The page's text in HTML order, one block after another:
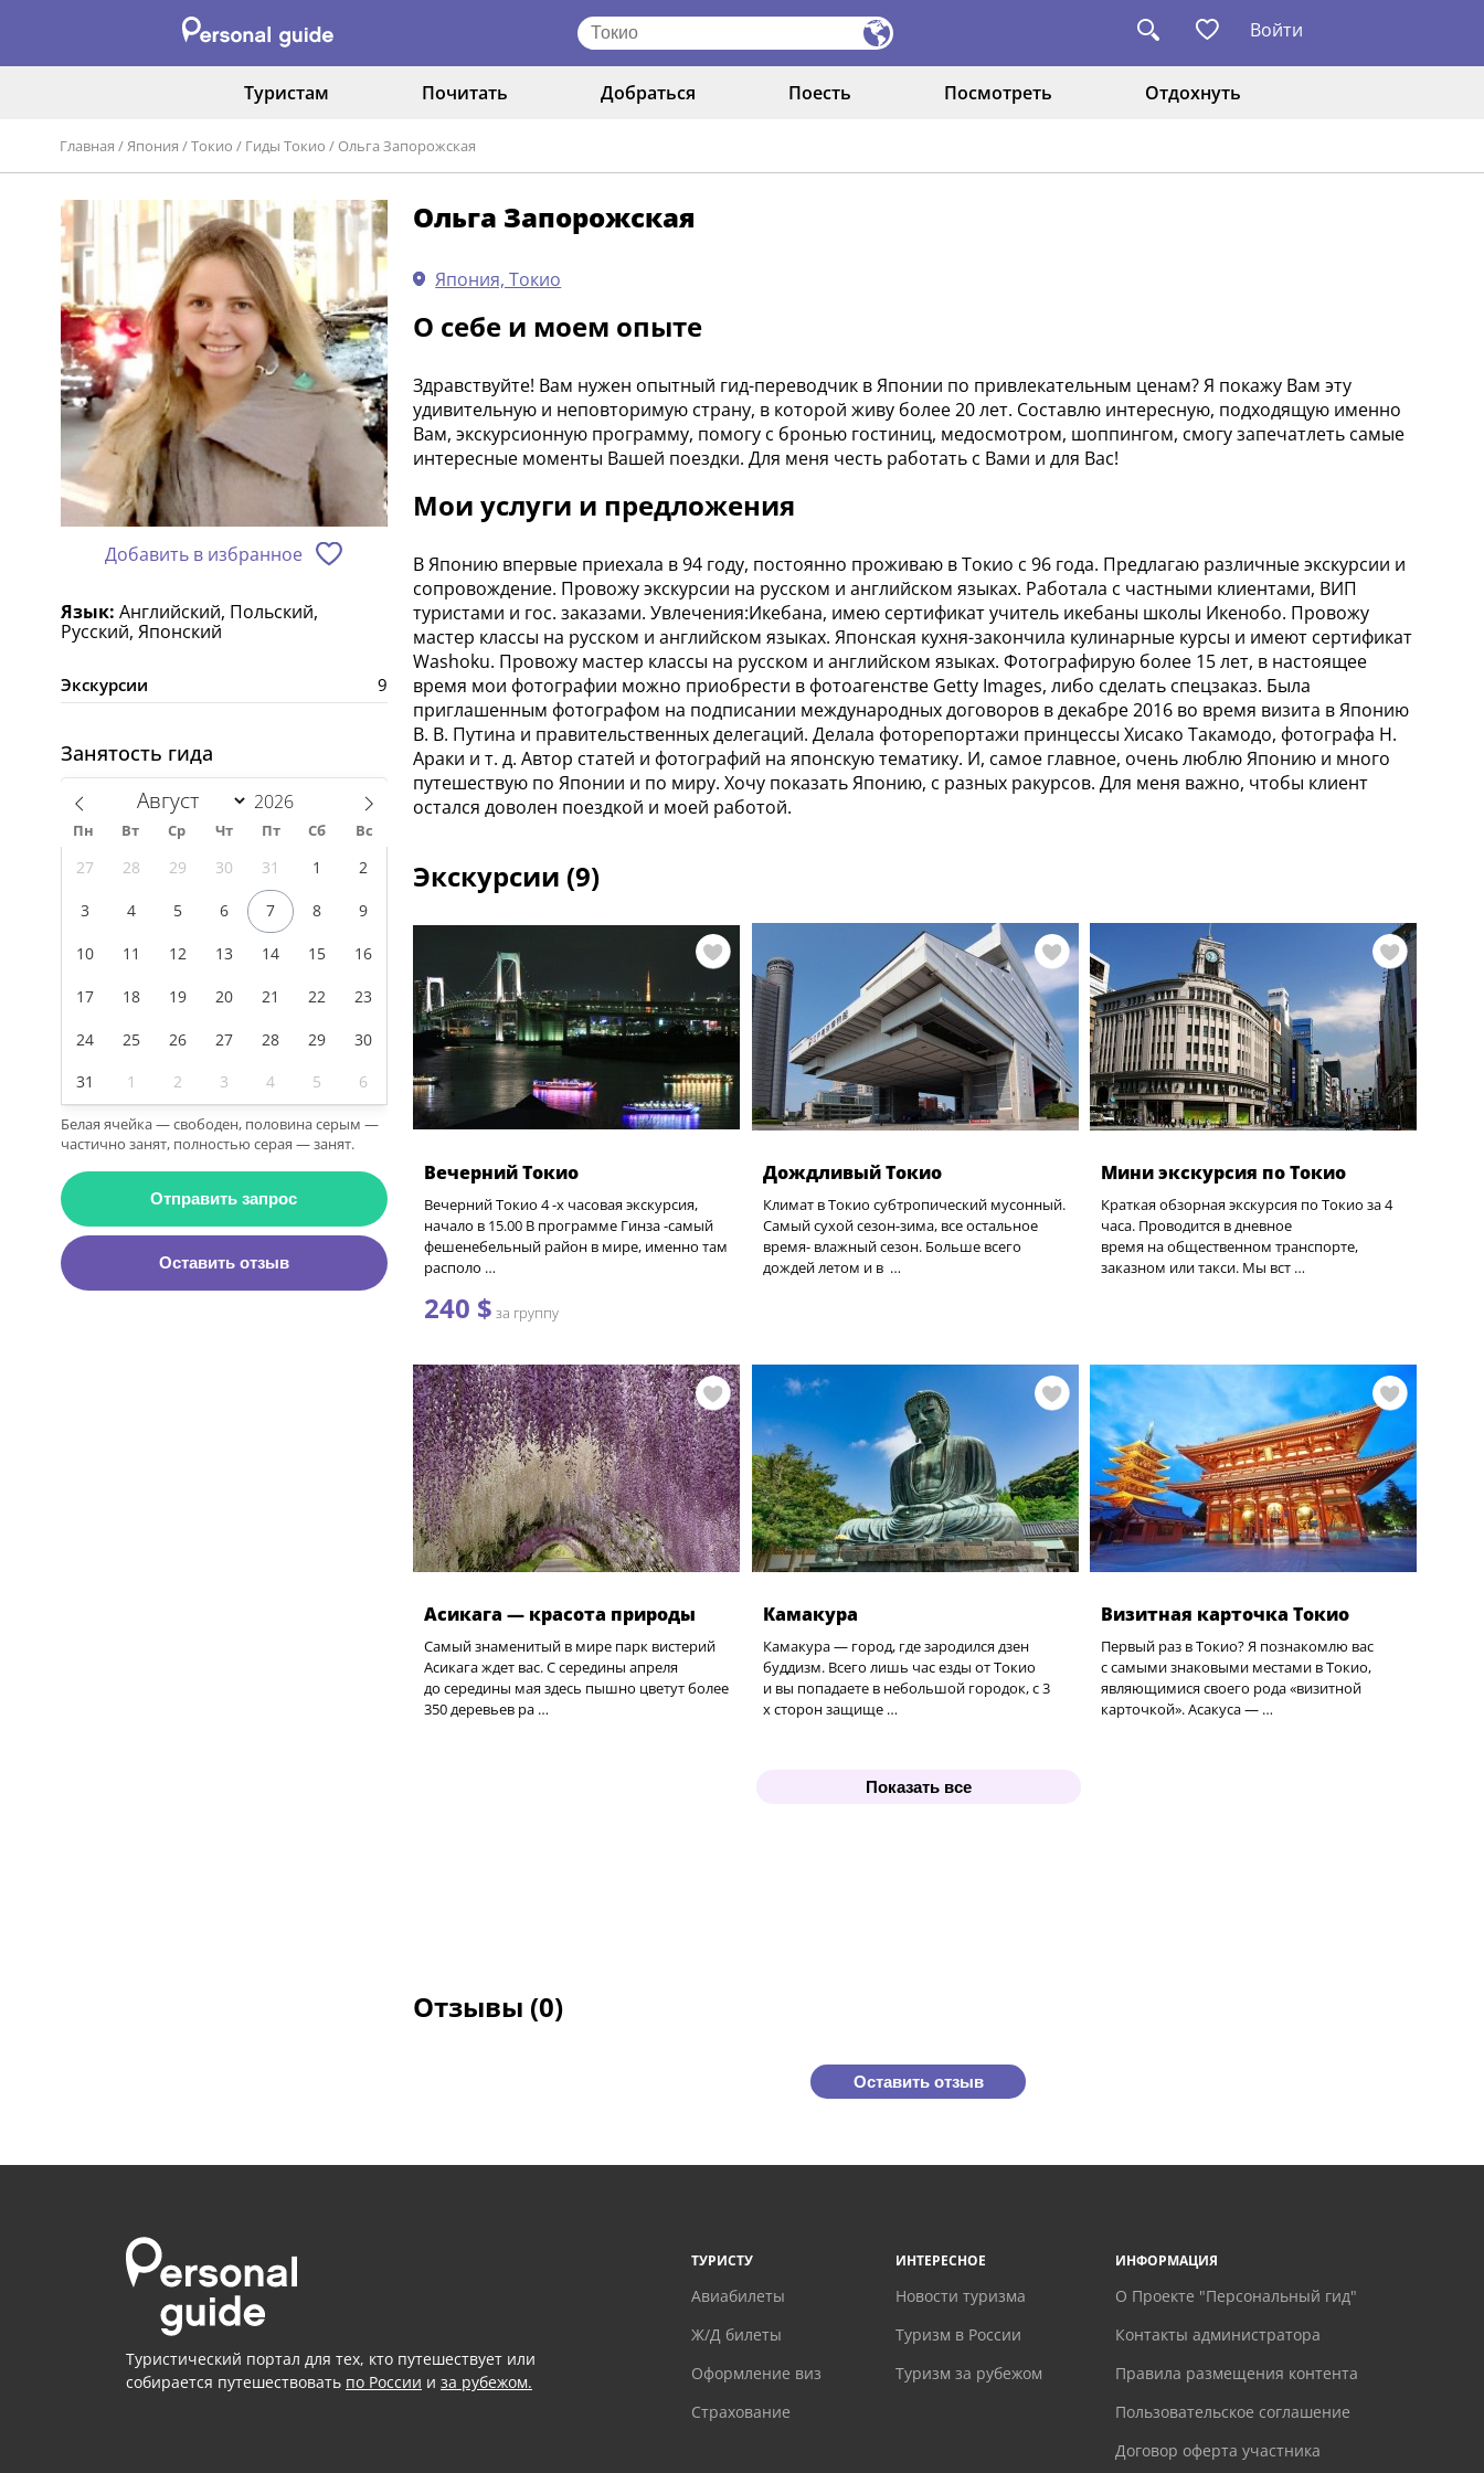
Войти
Туристам Почитать Добраться Поесть Посмотреть Отдохнуть
Главная /Япония /Токио / Гиды Токио / Ольга Запорожская
Добавить в избранное
Язык: Английский, Польский,
Русский, Японский
Экскурсии 9
Занятость гида
Пн Вт Ср Чт Пт Сб Вс
27 28 29 30 31 1 2
3 4 5 6 7 8 9
10 11 12 13 14 15 16
17 18 19 20 21 22 23
24 25 26 27 28 29 30
31 1 2 3 4 5 6
Белая ячейка — свободен, половина серым —
частично занят, полностью серая — занят.
Отправить запрос
Оставить отзыв
Ольга Запорожская
Япония, Токио
О себе и моем опыте
Здравствуйте! Вам нужен опытный гид-переводчик в Японии по привлекательным ценам? Я покажу Вам эту
удивительную и неповторимую страну, в которой живу более 20 лет. Составлю интересную, подходящую именно
Вам, экскурсионную программу, помогу с бронью гостиниц, медосмотром, шоппингом, смогу запечатлеть самые
интересные моменты Вашей поездки. Для меня честь работать с Вами и для Вас!
Мои услуги и предложения
В Японию впервые приехала в 94 году, постоянно проживаю в Токио с 96 года. Предлагаю различные экскурсии и
сопровождение. Провожу экскурсии на русском и английском языках. Работала с частными клиентами, ВИП
туристами и гос. заказами. Увлечения:Икебана, имею сертификат учитель икебаны школы Икенобо. Провожу
мастер классы на русском и английском языках. Японская кухня-закончила кулинарные курсы и имеют сертификат
Washoku. Провожу мастер классы на русском и английском языках. Фотографирую более 15 лет, в настоящее
время мои фотографии можно приобрести в фотоагенстве Getty Images, либо сделать спецзаказ. Была
приглашенным фотографом на подписании международных договоров в декабре 2016 во время визита в Японию
В. В. Путина и правительственных делегаций. Делала фоторепортажи принцессы Хисако Такамодо, фотографа Н.
Араки и т. д. Автор статей и фотографий на японскую тематику. И, самое главное, очень люблю Японию и много
путешествую по Японии и по миру. Хочу показать Японию, с разных ракурсов. Для меня важно, чтобы клиент
остался доволен поездкой и моей работой.
Экскурсии (9)
Вечерний Токио
Вечерний Токио 4 -х часовая экскурсия,
начало в 15.00 В программе Гинза -самый
фешенебельный район в мире, именно там
располо …
240 $ за группу
Дождливый Токио
Климат в Токио субтропический мусонный.
Самый сухой сезон-зима, все остальное
время- влажный сезон. Больше всего
дождей летом и в …
Мини экскурсия по Токио
Краткая обзорная экскурсия по Токио за 4
часа. Проводится в дневное
время на общественном транспорте,
заказном или такси. Мы вст …
Асикага — красота природы
Самый знаменитый в мире парк вистерий
Асикага ждет вас. С середины апреля
до середины мая здесь пышно цветут более
350 деревьев ра …
Камакура
Камакура — город, где зародился дзен
буддизм. Всего лишь час езды от Токио
и вы попадаете в небольшой городок, с 3
х сторон защище …
Визитная карточка Токио
Первый раз в Токио? Я познакомлю вас
с самыми знаковыми местами в Токио,
являющимися своего рода «визитной
карточкой». Асакуса — …
Показать все
Отзывы (0)
Оставить отзыв
Туристический портал для тех, кто путешествует или
собирается путешествовать по России и за рубежом.
ТУРИСТУ
Авиабилеты
Ж/Д билеты
Оформление виз
Страхование
ИНТЕРЕСНОЕ
Новости туризма
Туризм в России
Туризм за рубежом
ИНФОРМАЦИЯ
О Проекте "Персональный гид"
Контакты администратора
Правила размещения контента
Пользовательское соглашение
Договор оферта участника